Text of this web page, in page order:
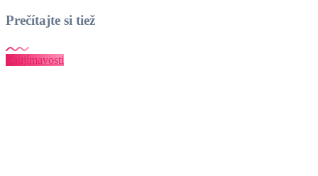
Prečítajte si tiež
Zaujímavosti